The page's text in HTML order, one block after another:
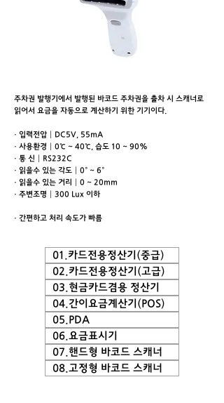
주차권 발행기에서 발행된 바코드 주차권을 출차 시 스캐너로
읽어서 요금을 자동으로 계산하기 위한 기기이다.
· 입력전압│DC5V, 55mA
· 사용환경│0℃ ~ 40℃, 습도 10 ~ 90%
· 통 신│RS232C
· 읽을수 있는 각도│0° ~ 6°
· 읽을수 있는 거리│0 ~ 20mm
· 주변조명│300 Lux 이하
· 간편하고 처리 속도가 빠름
01.카드전용정산기(중급)
02.카드전용정산기(고급)
03.현금카드겸용 정산기
04.간이요금계산기(POS)
05.PDA
06.요금표시기
07.핸드형 바코드 스캐너
08.고정형 바코드 스캐너